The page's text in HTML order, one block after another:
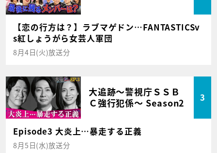
【恋の行方は？】ラブマゲドン…FANTASTICSv
s紅しょうがら女芸人軍団
8月4日(火)放送分
大追跡～警視庁ＳＳＢ
Ｃ強行犯係～ Season2
3
Episode3 大炎上…暴走する正義
8月5日(水)放送分